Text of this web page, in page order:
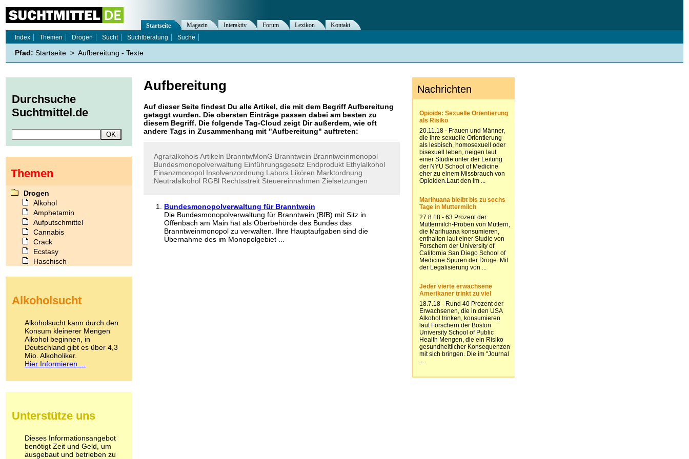
Aufbereitung
Auf dieser Seite findest Du alle Artikel, die mit dem BegriffAufbereitung
getaggt wurden. Die obersten Einträge passen dabei am besten zu
diesem Begriff. Die folgende Tag-Cloud zeigt Dir außerdem, wie oft
andere Tags in Zusammenhang mit "Aufbereitung" auftreten:
AgraralkoholsArtikeln BranntwMonG Branntwein Branntweinmonopol
Bundesmonopolverwaltung Einführungsgesetz Endprodukt Ethylalkohol
Finanzmonopol Insolvenzordnung Labors Likören Marktordnung
Neutralalkohol RGBl Rechtsstreit Steuereinnahmen Zielsetzungen
Bundesmonopolverwaltung für Branntwein
Die Bundesmonopolverwaltung für Branntwein (BfB) mit Sitz in
Offenbach am Main hat als Oberbehörde des Bundes das
Branntweinmonopol zu verwalten. Ihre Hauptaufgaben sind die
Übernahme des im Monopolgebiet ...
Startseite Magazin Interaktiv Forum Lexikon
Kontakt
Index
Themen Drogen Sucht Suchtberatung Suche
Pfad: Startseite > Aufbereitung - Texte
Durchsuche
Suchtmittel.de
Themen
Drogen
Alkohol
Amphetamin
Aufputschmittel
Cannabis
Crack
Ecstasy
Haschisch
Kokain
LSD
Marihuana
Medikamente
Meskalin
Metamphetamin
Methadon
Pilze
Psychopharmaka
Schlafmittel
Schmerzmittel
Alkoholsucht
Alkoholsucht kann durch den
Konsum kleinerer Mengen
Alkohol beginnen, in
Deutschland gibt es über 4,3
Mio. Alkoholiker.
Hier Informieren ...
Unterstütze uns
Dieses Informationsangebot
benötigt Zeit und Geld, um
ausgebaut und betrieben zu